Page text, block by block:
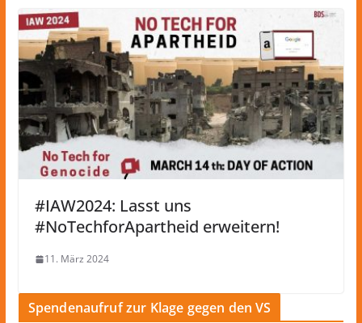
#IAW2024: Lasst uns
#NoTechforApartheid erweitern!
11. März 2024
Spendenaufruf zur Klage gegen den VS